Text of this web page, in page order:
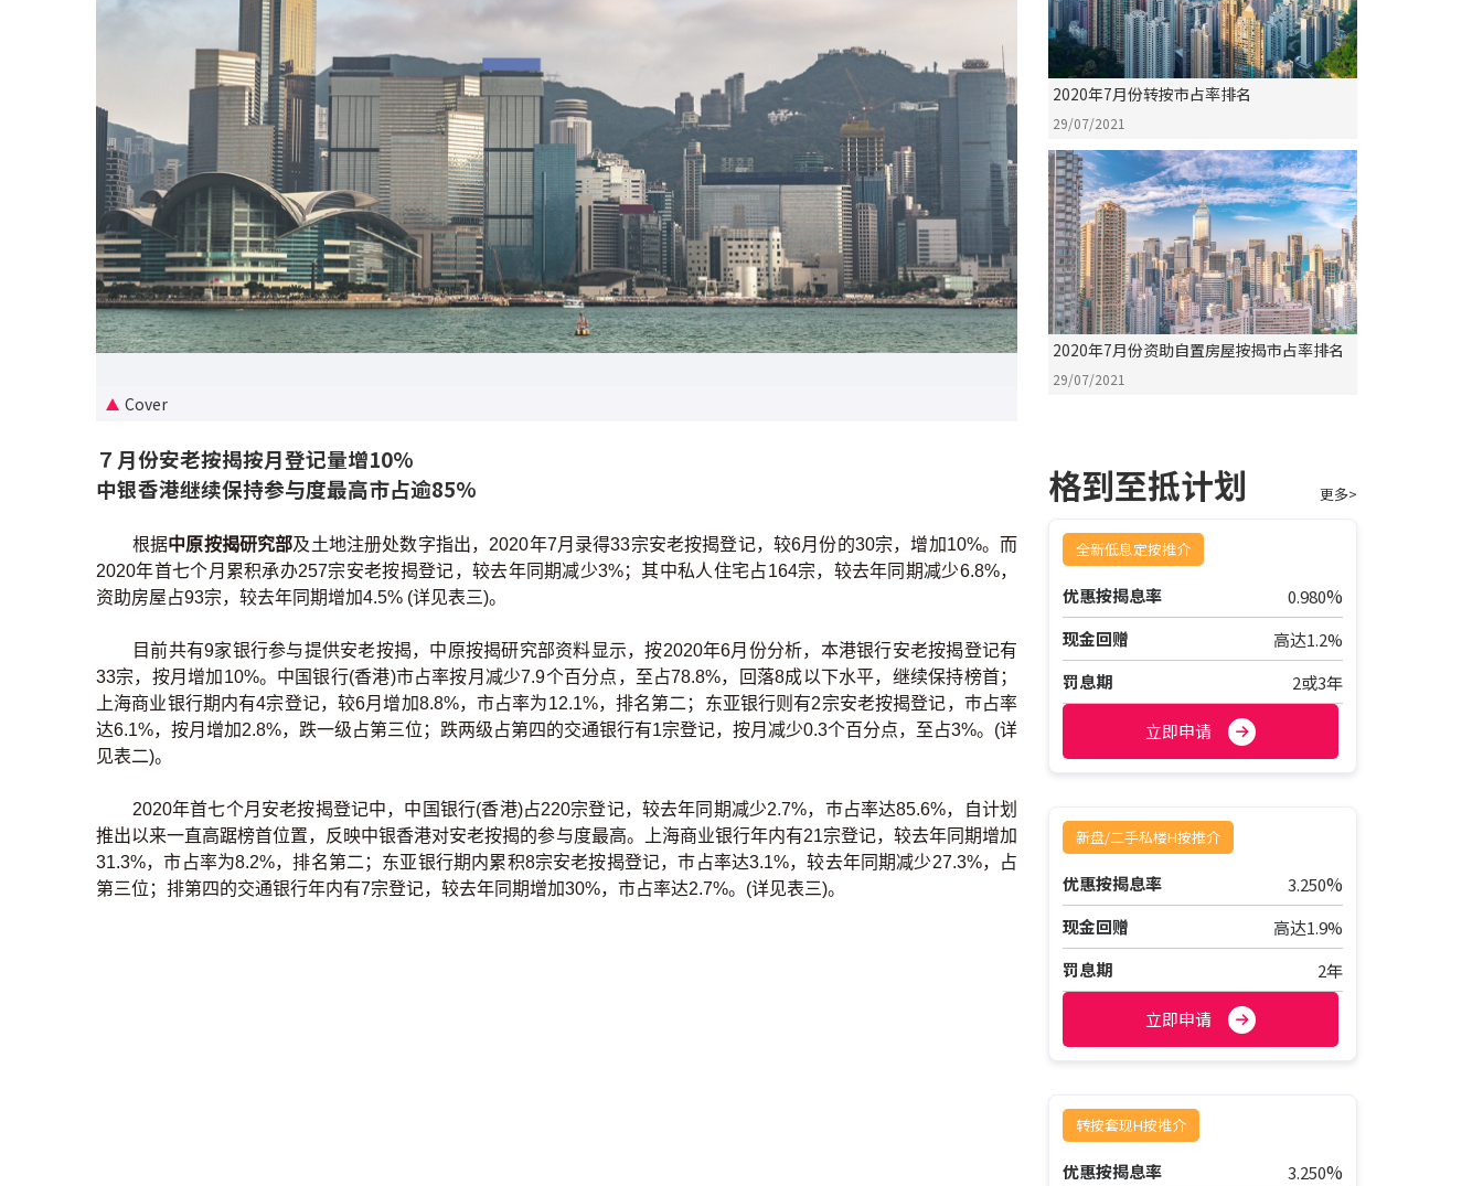
Cover
７月份安老按揭按月登记量增10%
中银香港继续保持参与度最高市占逾85%
根据中原按揭研究部及土地注册处数字指出，2020年7月录得33宗安老按揭登记，较6月份的30宗，增加10%。而
2020年首七个月累积承办257宗安老按揭登记，较去年同期减少3%；其中私人住宅占164宗，较去年同期减少6.8%，
资助房屋占93宗，较去年同期增加4.5% (详见表三)。
目前共有9家银行参与提供安老按揭，中原按揭研究部资料显示，按2020年6月份分析，本港银行安老按揭登记有
33宗，按月增加10%。中国银行(香港)市占率按月减少7.9个百分点，至占78.8%，回落8成以下水平，继续保持榜首；
上海商业银行期内有4宗登记，较6月增加8.8%，市占率为12.1%，排名第二；东亚银行则有2宗安老按揭登记，巿占率
达6.1%，按月增加2.8%，跌一级占第三位；跌两级占第四的交通银行有1宗登记，按月减少0.3个百分点，至占3%。(详
见表二)。
2020年首七个月安老按揭登记中，中国银行(香港)占220宗登记，较去年同期减少2.7%，巿占率达85.6%，自计划
推出以来一直高踞榜首位置，反映中银香港对安老按揭的参与度最高。上海商业银行年内有21宗登记，较去年同期增加
31.3%，市占率为8.2%，排名第二；东亚银行期内累积8宗安老按揭登记，巿占率达3.1%，较去年同期减少27.3%，占
第三位；排第四的交通银行年内有7宗登记，较去年同期增加30%，市占率达2.7%。(详见表三)。
2020年7月份转按市占率排名
29/07/2021
2020年7月份资助自置房屋按揭市占率排名
29/07/2021
格到至抵计划 更多>
全新低息定按推介
优惠按揭息率 0.980%
现金回赠
高达1.2%
罚息期
2或3年
立即申请
新盘/二手私楼H按推介
优惠按揭息率 3.250%
现金回赠
高达1.9%
罚息期
2年
立即申请
转按套现H按推介
优惠按揭息率 3.250%